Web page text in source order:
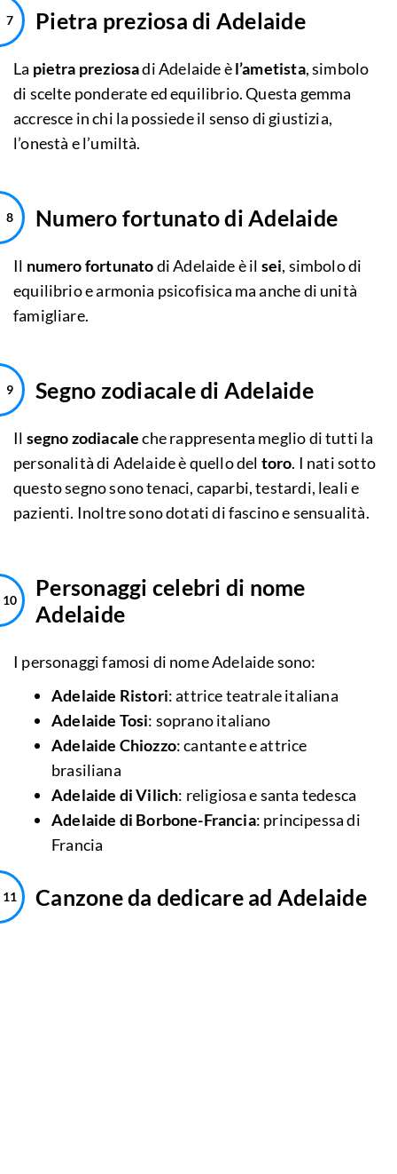
Pietra preziosa di Adelaide
La pietra preziosadi Adelaide èl’ametista, simbolo
di scelte ponderate ed equilibrio. Questa gemma
accresce in chi la possiede il senso di giustizia,
l’onestà e l’umiltà.
Numero fortunato di Adelaide
Il numero fortunatodi Adelaide è il sei, simbolo di
equilibrio e armonia psicofisica ma anche di unità
famigliare.
Segno zodiacale di Adelaide
Il segno zodiacaleche rappresenta meglio di tutti la
personalità di Adelaide è quello del toro. I nati sotto
questo segno sono tenaci, caparbi, testardi, leali e
pazienti. Inoltre sono dotati di fascino e sensualità.
Personaggi celebri di nome
Adelaide
I personaggi famosi di nome Adelaide sono:
Adelaide Ristori: attrice teatrale italiana
Adelaide Tosi: soprano italiano
Adelaide Chiozzo: cantante e attrice
brasiliana
Adelaide di Vilich: religiosa e santa tedesca
Adelaide di Borbone-Francia: principessa di
Francia
Canzone da dedicare ad Adelaide